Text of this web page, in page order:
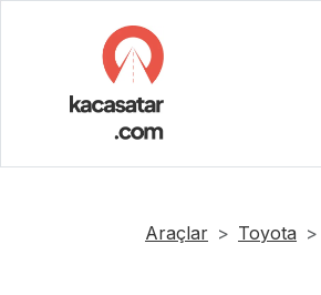
Araçlar Toyota